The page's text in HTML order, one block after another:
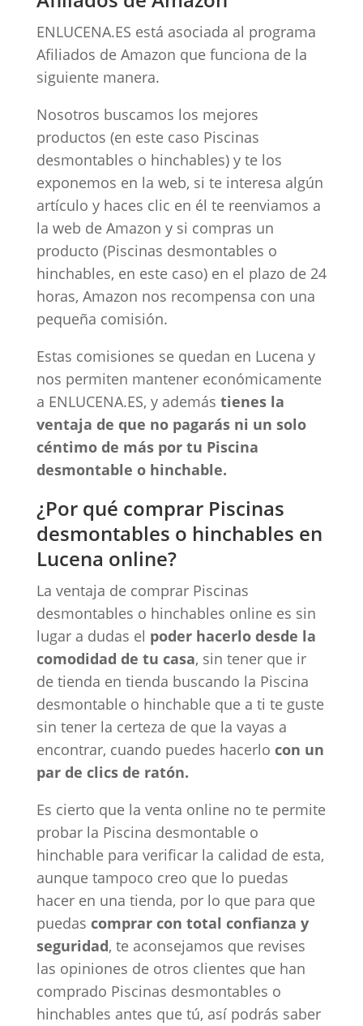
ENLUCENA.ES está asociada al programa
Afiliados de Amazon que funciona de la
siguiente manera.
Nosotros buscamos los mejores
productos (en este caso Piscinas
desmontables o hinchables) y te los
exponemos en la web, si te interesa algún
artículo y haces clic en él te reenviamos a
la web de Amazon y si compras un
producto (Piscinas desmontables o
hinchables, en este caso) en el plazo de 24
horas, Amazon nos recompensa con una
pequeña comisión.
Estas comisiones se quedan en Lucena y
nos permiten mantener económicamente
a ENLUCENA.ES, y además tienes la
ventaja de que no pagarás ni un solo
céntimo de más por tu Piscina
desmontable o hinchable.
¿Por qué comprar Piscinas
desmontables o hinchables en
Lucena online?
La ventaja de comprar Piscinas
desmontables o hinchables online es sin
lugar a dudas el poder hacerlo desde la
comodidad de tu casa, sin tener que ir
de tienda en tienda buscando la Piscina
desmontable o hinchable que a ti te guste
sin tener la certeza de que la vayas a
encontrar, cuando puedes hacerlo con un
par de clics de ratón.
Es cierto que la venta online no te permite
probar la Piscina desmontable o
hinchable para verificar la calidad de esta,
aunque tampoco creo que lo puedas
hacer en una tienda, por lo que para que
puedas comprar con total confianza y
seguridad, te aconsejamos que revises
las opiniones de otros clientes que han
comprado Piscinas desmontables o
hinchables antes que tú, así podrás saber